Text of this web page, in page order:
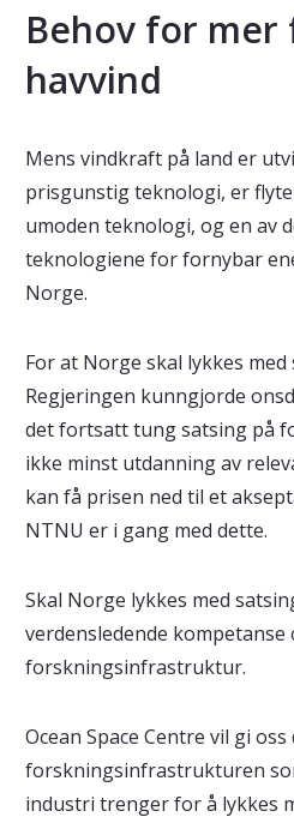
Behov for mer
havvind
Mens vindkraft på land er
prisgunstig teknologi, er
umoden teknologi, og en av
teknologiene for fornybar
Norge.
For at Norge skal lykkes
Regjeringen kunngjorde
det fortsatt tung satsing på
ikke minst utdanning av
kan få prisen ned til et
NTNU er i gang med dette.
Skal Norge lykkes med
verdensledende kompetanse
forskningsinfrastruktur.
Ocean Space Centre vil gi
forskningsinfrastrukturen
industri trenger for å lykkes